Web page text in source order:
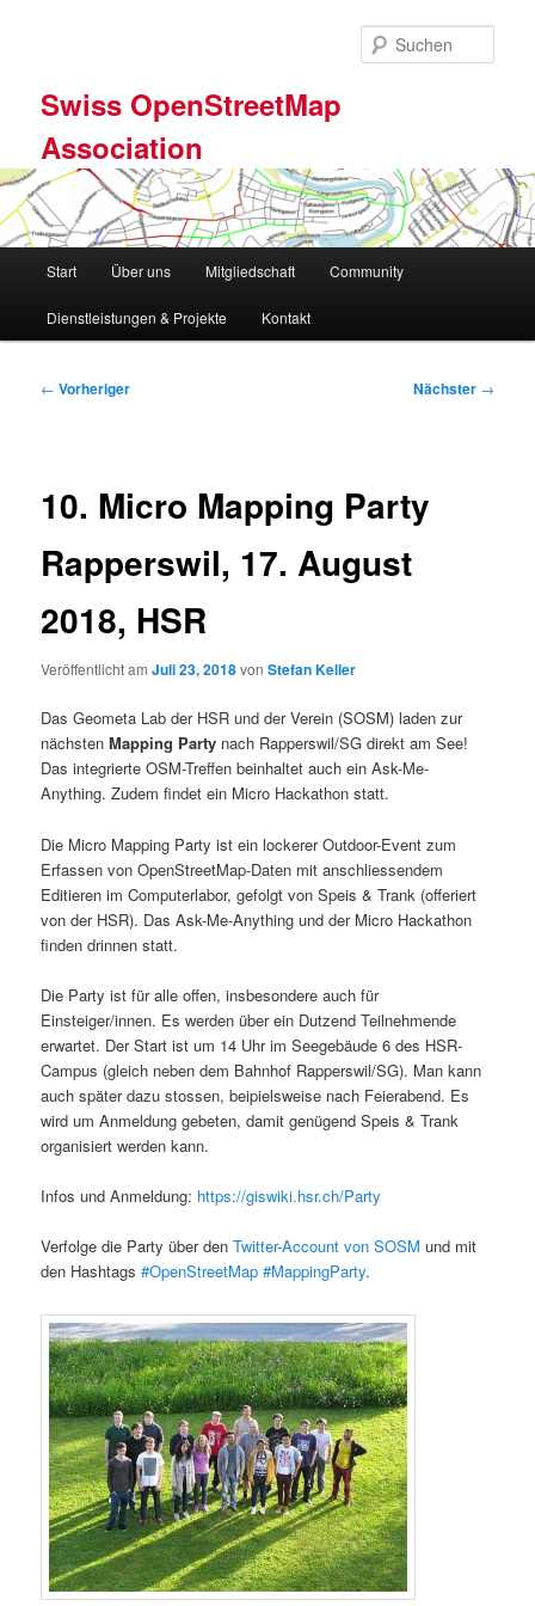
Swiss OpenStreetMap
Association
Start Über uns Mitgliedschaft Community
Dienstleistungen & Projekte Kontakt
Beitragsnavigation
← Vorheriger Nächster →
10. Micro Mapping Party
Rapperswil, 17. August
2018, HSR
Veröffentlicht amJuli 23, 2018vonStefan Keller
Das Geometa Lab der HSR und der Verein (SOSM) laden zur
nächstenMapping Party nach Rapperswil/SG direkt am See!
Das integrierte OSM-Treffen beinhaltet auch ein Ask-Me-
Anything. Zudem findet ein Micro Hackathon statt.
Die Micro Mapping Party ist ein lockerer Outdoor-Event zum
Erfassen von OpenStreetMap-Daten mit anschliessendem
Editieren im Computerlabor, gefolgt von Speis & Trank (offeriert
von der HSR). Das Ask-Me-Anything und der Micro Hackathon
finden drinnen statt.
Die Party ist für alle offen, insbesondere auch für
Einsteiger/innen. Es werden über ein Dutzend Teilnehmende
erwartet. Der Start ist um 14 Uhr im Seegebäude 6 des HSR-
Campus (gleich neben dem Bahnhof Rapperswil/SG). Man kann
auch später dazu stossen, beipielsweise nach Feierabend. Es
wird um Anmeldung gebeten, damit genügend Speis & Trank
organisiert werden kann.
Infos und Anmeldung: https://giswiki.hsr.ch/Party
Verfolge die Party über denTwitter-Account von SOSM und mit
den Hashtags#OpenStreetMap #MappingParty.